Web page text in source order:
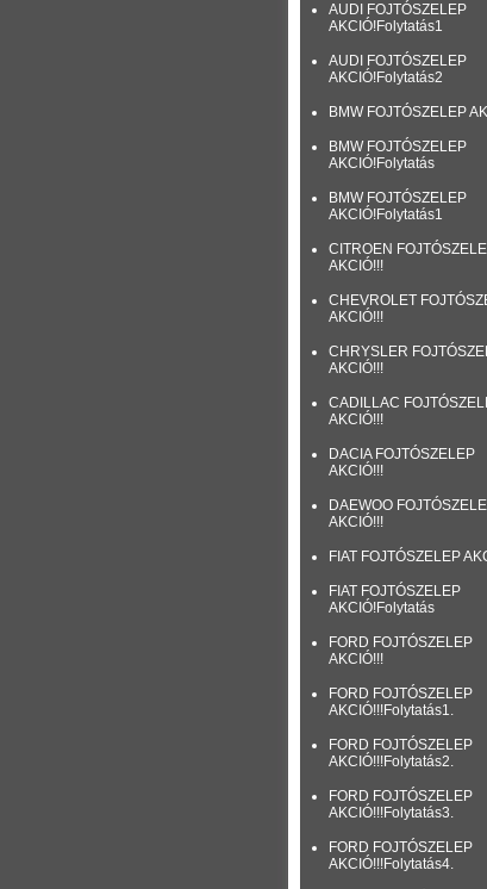
AUDI FOJTÓSZELEP
AKCIÓ!Folytatás1
AUDI FOJTÓSZELEP
AKCIÓ!Folytatás2
BMW FOJTÓSZELEP
BMW FOJTÓSZELEP
AKCIÓ!Folytatás
BMW FOJTÓSZELEP
AKCIÓ!Folytatás1
CITROEN
AKCIÓ!!!
CHEVROLET
AKCIÓ!!!
CHRYSLER
AKCIÓ!!!
CADILLAC
AKCIÓ!!!
DACIA FOJTÓSZELEP
AKCIÓ!!!
DAEWOO
AKCIÓ!!!
FIAT FOJTÓSZELEP
FIAT FOJTÓSZELEP
AKCIÓ!Folytatás
FORD FOJTÓSZELEP
AKCIÓ!!!
FORD FOJTÓSZELEP
AKCIÓ!!!Folytatás1.
FORD FOJTÓSZELEP
AKCIÓ!!!Folytatás2.
FORD FOJTÓSZELEP
AKCIÓ!!!Folytatás3.
FORD FOJTÓSZELEP
AKCIÓ!!!Folytatás4.